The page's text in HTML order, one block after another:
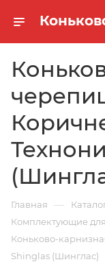
Главная —
Комплектующие
Коньково-
Shinglas (Шинглас)